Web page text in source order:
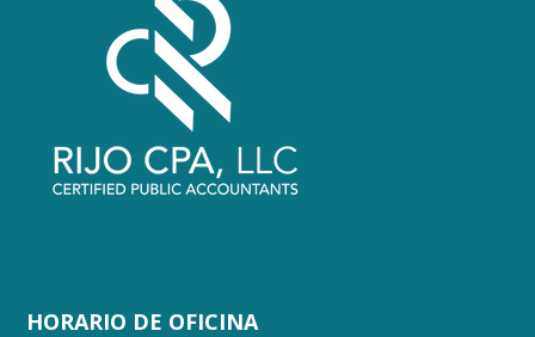
HORARIO DE OFICINA